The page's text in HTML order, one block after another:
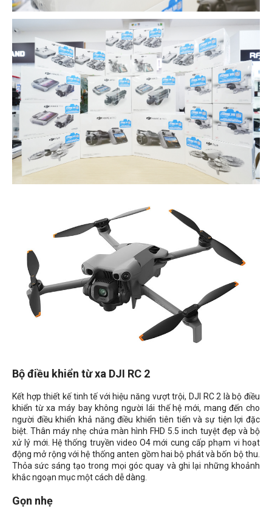
Bộ điều khiển từ xa DJI RC 2
Kết hợp thiết kế tinh tế với hiệu năng vượt trội, DJI RC 2 là bộ điều
khiển từ xa máy bay không người lái thế hệ mới, mang đến cho
người điều khiển khả năng điều khiển tiên tiến và sự tiện lợi đặc
biệt. Thân máy nhẹ chứa màn hình FHD 5.5 inch tuyệt đẹp và bộ
xử lý mới. Hệ thống truyền video O4 mới cung cấp phạm vi hoạt
động mở rộng với hệ thống anten gồm hai bộ phát và bốn bộ thu.
Thỏa sức sáng tạo trong mọi góc quay và ghi lại những khoảnh
khắc ngoạn mục một cách dễ dàng.
Gọn nhẹ